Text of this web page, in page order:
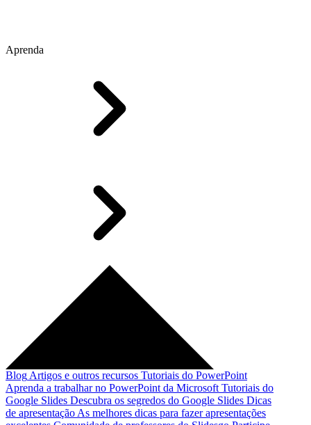
Aprenda
Blog Artigos e outros recursos Tutoriais do PowerPoint
Aprenda a trabalhar no PowerPoint da Microsoft Tutoriais do
Google Slides Descubra os segredos do Google Slides Dicas
de apresentação As melhores dicas para fazer apresentações